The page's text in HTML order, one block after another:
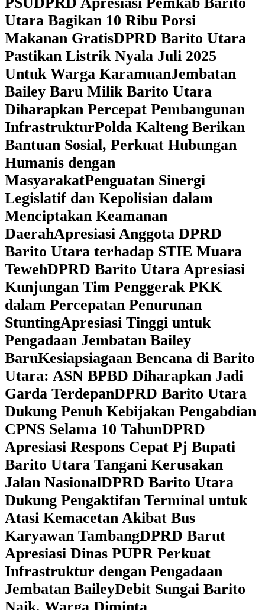
Utara Bagikan 10 Ribu Porsi
Makanan GratisDPRD Barito Utara
Pastikan Listrik Nyala Juli 2025
Untuk Warga KaramuanJembatan
Bailey Baru Milik Barito Utara
Diharapkan Percepat Pembangunan
InfrastrukturPolda Kalteng Berikan
Bantuan Sosial, Perkuat Hubungan
Humanis dengan
MasyarakatPenguatan Sinergi
Legislatif dan Kepolisian dalam
Menciptakan Keamanan
DaerahApresiasi Anggota DPRD
Barito Utara terhadap STIE Muara
TewehDPRD Barito Utara Apresiasi
Kunjungan Tim Penggerak PKK
dalam Percepatan Penurunan
StuntingApresiasi Tinggi untuk
Pengadaan Jembatan Bailey
BaruKesiapsiagaan Bencana di Barito
Utara: ASN BPBD Diharapkan Jadi
Garda TerdepanDPRD Barito Utara
Dukung Penuh Kebijakan Pengabdian
CPNS Selama 10 TahunDPRD
Apresiasi Respons Cepat Pj Bupati
Barito Utara Tangani Kerusakan
Jalan NasionalDPRD Barito Utara
Dukung Pengaktifan Terminal untuk
Atasi Kemacetan Akibat Bus
Karyawan TambangDPRD Barut
Apresiasi Dinas PUPR Perkuat
Infrastruktur dengan Pengadaan
Jembatan BaileyDebit Sungai Barito